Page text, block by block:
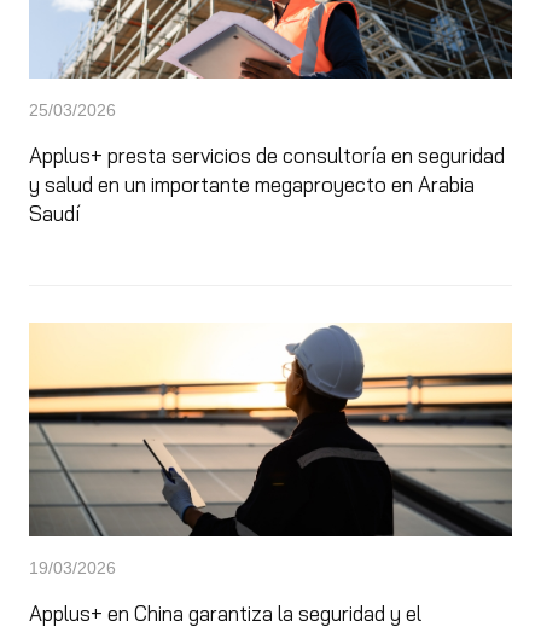
25/03/2026
Applus+ presta servicios de consultoría en seguridad
y salud en un importante megaproyecto en Arabia
Saudí
19/03/2026
Applus+ en China garantiza la seguridad y el